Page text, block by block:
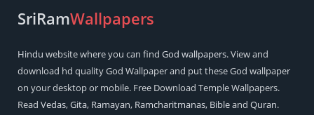
SriRamWallpapers
Hindu website where you can find God wallpapers. View and
download hd quality God Wallpaper and put these God wallpaper
on your desktop or mobile. Free Download Temple Wallpapers.
Read Vedas,Gita, Ramayan, Ramcharitmanas, Bibleand Quran.